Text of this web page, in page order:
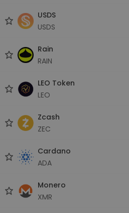
USDS
USDS
Rain
RAIN
LEO Token
LEO
Zcash
ZEC
Cardano
ADA
Monero
XMR